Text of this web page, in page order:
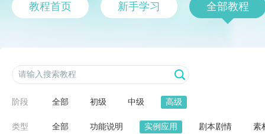
教程首页 新手学习 全部教程
阶段 全部 初级 中级 高级
类型 全部 功能说明 实例应用 剧本剧情 素